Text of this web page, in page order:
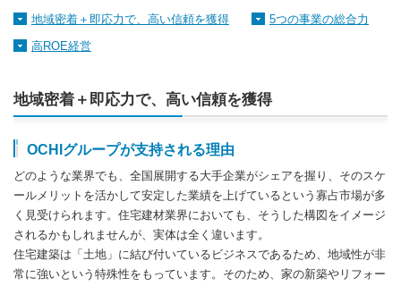
地域密着＋即応力で、高い信頼を獲得
5つの事業の総合力
高ROE経営
地域密着＋即応力で、高い信頼を獲得
OCHIグループが支持される理由
どのような業界でも、全国展開する大手企業がシェアを握り、そのスケ
ールメリットを活かして安定した業績を上げているという寡占市場が多
く見受けられます。住宅建材業界においても、そうした構図をイメージ
されるかもしれませんが、実体は全く違います。
住宅建築は「土地」に結び付いているビジネスであるため、地域性が非
常に強いという特殊性をもっています。そのため、家の新築やリフォー